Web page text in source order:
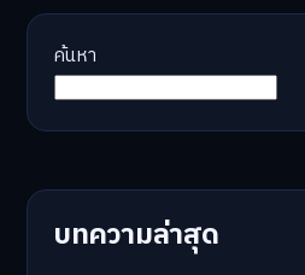
ค้นหา
บทความล่าสุด